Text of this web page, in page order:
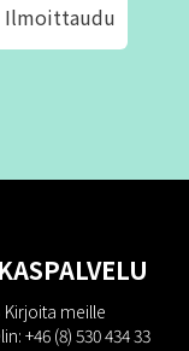
Ilmoittaudu
Kirjoita meille
+46 (8) 530 434 33